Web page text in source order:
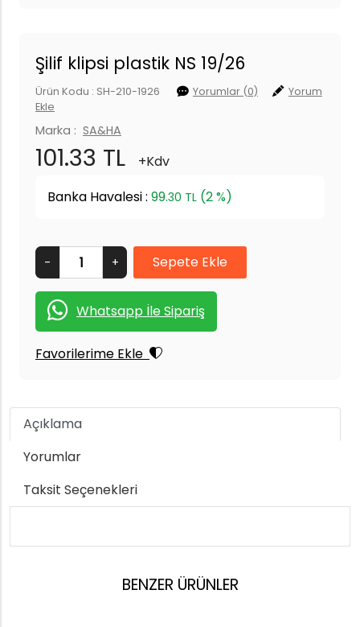
Şilif klipsi plastik NS 19/26
Ürün Kodu : SH-210-1926 Yorumlar (0)
Yorum
Ekle
Marka : SA&HA
101.33 TL
+Kdv
Banka Havalesi : 99.30 TL (2 %)
- +
Whatsapp İle Sipariş
Favorilerime Ekle
Açıklama
Yorumlar
Taksit Seçenekleri
BENZER ÜRÜNLER